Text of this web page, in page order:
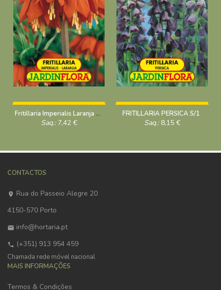
Fritillaria Imperialis Laranja S/1
Saq.: 7,42 €
FRITILLARIA PERSICA S/1
Saq.: 8,15 €
CONTACTOS
Rua do Passeio Alegre 20
4150-570 Porto
info@hortaria.pt
(+351) 913 954 459
Chamada rede móvel nacional
MAIS INFORMAÇÕES
Termos & Condições